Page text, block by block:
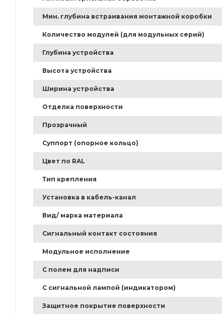
Мин. глубина встраивания монтажной коробки
Количество модулей (для модульных серий)
Глубина устройства
Высота устройства
Ширина устройства
Отделка поверхности
Прозрачный
Суппорт (опорное кольцо)
Цвет по RAL
Тип крепления
Установка в кабель-канал
Вид/ марка материала
Сигнальный контакт состояния
Модульное исполнение
С полем для надписи
С сигнальной лампой (индикатором)
Защитное покрытие поверхности